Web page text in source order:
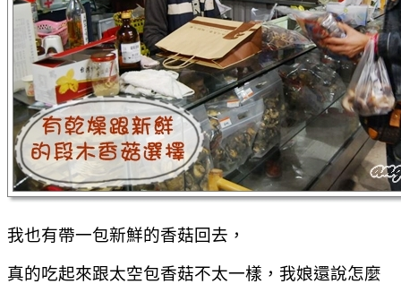
我也有帶一包新鮮的香菇回去，
真的吃起來跟太空包香菇不太一樣，我娘還說怎麼